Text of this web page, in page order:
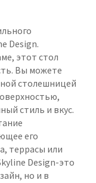
Design.
этот стол
Вы можете
столешницей
стиль и вкус.
его
террасы или
Design-это
но и в